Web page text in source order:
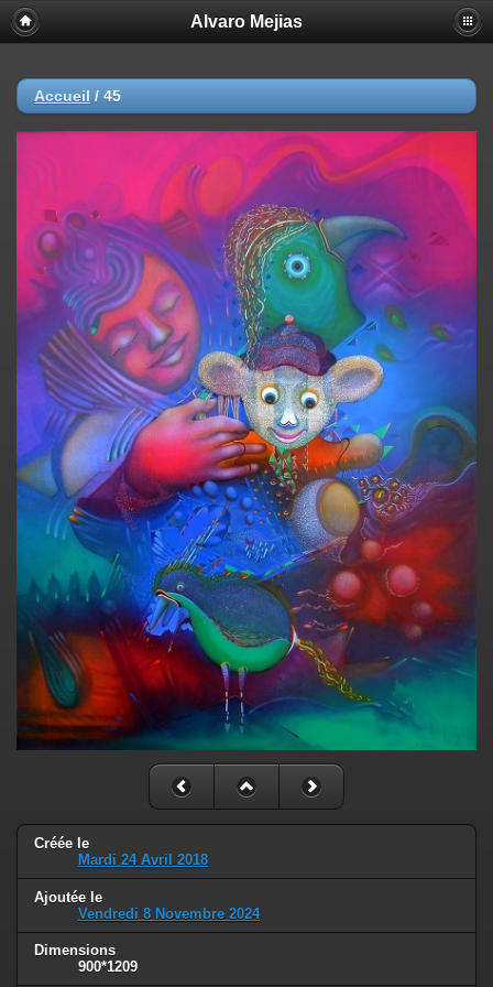
Alvaro Mejias
Accueil / 45
Créée le
Mardi 24 Avril 2018
Ajoutée le
Vendredi 8 Novembre 2024
Dimensions
900*1209